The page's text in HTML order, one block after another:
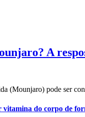
A
(Mounjaro) pode ser
do corpo de